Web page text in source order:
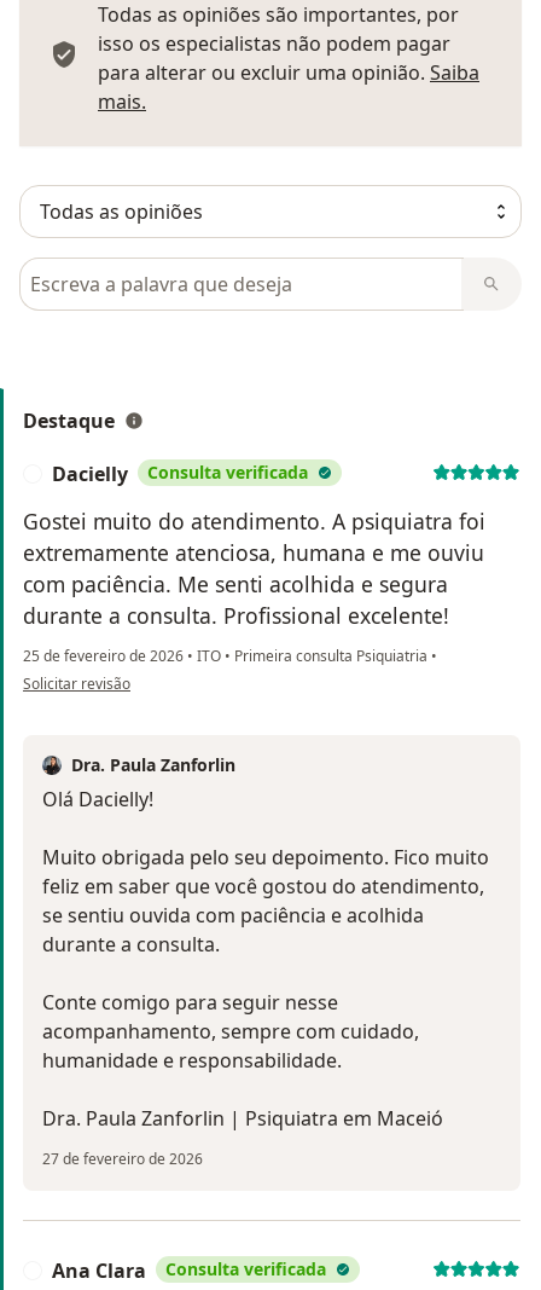
Todas as opiniões são importantes, por
isso os especialistas não podem pagar
para alterar ou excluir uma opinião. Saiba
mais.
Pesquisar em opiniões
Destaque
Dacielly Consulta verificada
Gostei muito do atendimento. A psiquiatra foi
extremamente atenciosa, humana e me ouviu
com paciência. Me senti acolhida e segura
durante a consulta. Profissional excelente!
25 de fevereiro de 2026 • ITO • Primeira consulta Psiquiatria •
na opinião do utilizador Dacielly
Solicitar revisão
Dra. Paula Zanforlin
Olá Dacielly!
Muito obrigada pelo seu depoimento. Fico muito
feliz em saber que você gostou do atendimento,
se sentiu ouvida com paciência e acolhida
durante a consulta.
Conte comigo para seguir nesse
acompanhamento, sempre com cuidado,
humanidade e responsabilidade.
Dra. Paula Zanforlin | Psiquiatra em Maceió
27 de fevereiro de 2026
Ana Clara Consulta verificada